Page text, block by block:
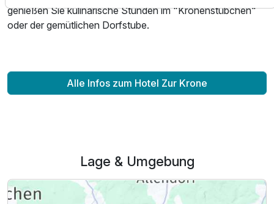
Doppelzimmer Standard
2 Erwachsene
genießen Sie kulinarische Stunden im "Kronenstübchen"
oder der gemütlichen Dorfstube.
Alle Infos zum Hotel Zur Krone
Lage & Umgebung